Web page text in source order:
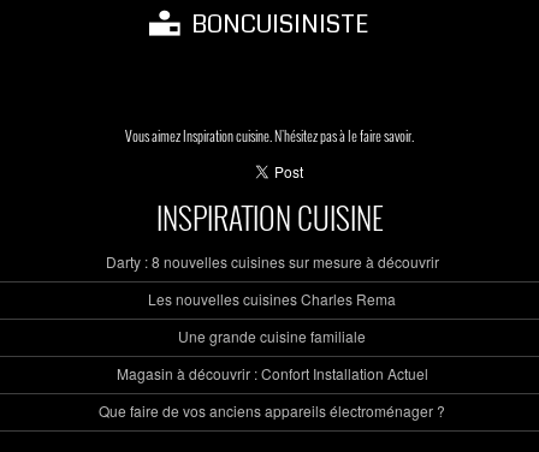
BONCUISINISTE
Vous aimez Inspiration cuisine. N'hésitez pas à le faire savoir.
INSPIRATION CUISINE
Darty : 8 nouvelles cuisines sur mesure à découvrir
Les nouvelles cuisines Charles Rema
Une grande cuisine familiale
Magasin à découvrir : Confort Installation Actuel
Que faire de vos anciens appareils électroménager ?